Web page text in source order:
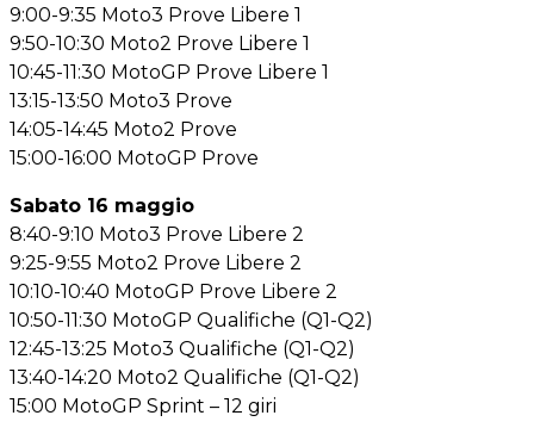
9:00-9:35 Moto3 Prove Libere 1
9:50-10:30 Moto2 Prove Libere 1
10:45-11:30 MotoGP Prove Libere 1
13:15-13:50 Moto3 Prove
14:05-14:45 Moto2 Prove
15:00-16:00 MotoGP Prove
Sabato 16 maggio
8:40-9:10 Moto3 Prove Libere 2
9:25-9:55 Moto2 Prove Libere 2
10:10-10:40 MotoGP Prove Libere 2
10:50-11:30 MotoGP Qualifiche (Q1-Q2)
12:45-13:25 Moto3 Qualifiche (Q1-Q2)
13:40-14:20 Moto2 Qualifiche (Q1-Q2)
15:00 MotoGP Sprint – 12 giri